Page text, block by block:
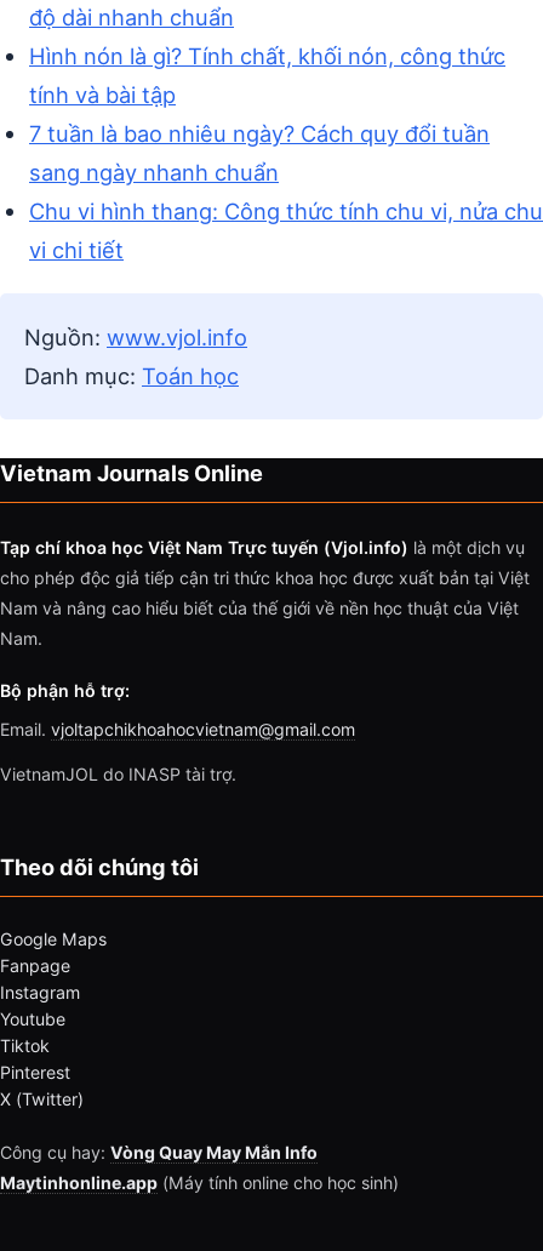
độ dài nhanh chuẩn
Hình nón là gì? Tính chất, khối nón, công thức
tính và bài tập
7 tuần là bao nhiêu ngày? Cách quy đổi tuần
sang ngày nhanh chuẩn
Chu vi hình thang: Công thức tính chu vi, nửa chu
vi chi tiết
Nguồn: www.vjol.info
Danh mục: Toán học
Vietnam Journals Online
Tạp chí khoa học Việt Nam Trực tuyến (Vjol.info) là một dịch vụ
cho phép độc giả tiếp cận tri thức khoa học được xuất bản tại Việt
Nam và nâng cao hiểu biết của thế giới về nền học thuật của Việt
Nam.
Bộ phận hỗ trợ:
Email. vjoltapchikhoahocvietnam@gmail.com
VietnamJOL do INASP tài trợ.
Theo dõi chúng tôi
Google Maps
Fanpage
Instagram
Youtube
Tiktok
Pinterest
X (Twitter)
Công cụ hay: Vòng Quay May Mắn Info
Maytinhonline.app (Máy tính online cho học sinh)